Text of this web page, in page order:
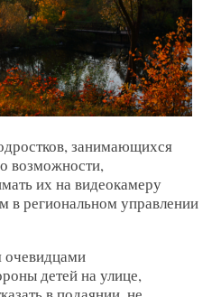
занимающихся
возможности,
их на видеокамеру
в региональном управлении
очевидцами
детей на улице,